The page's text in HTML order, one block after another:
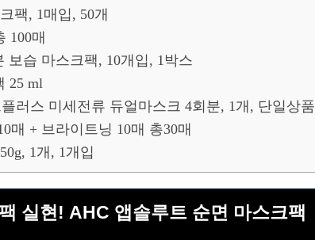
팩, 1매입, 50개
100매
보습 마스크팩, 10개입, 1박스
25 ml
러스 미세전류 듀얼마스크 4회분, 1개, 단일상품
매 + 브라이트닝 10매 총30매
1개, 1개입
실현! AHC 앱솔루트 순면 마스크팩